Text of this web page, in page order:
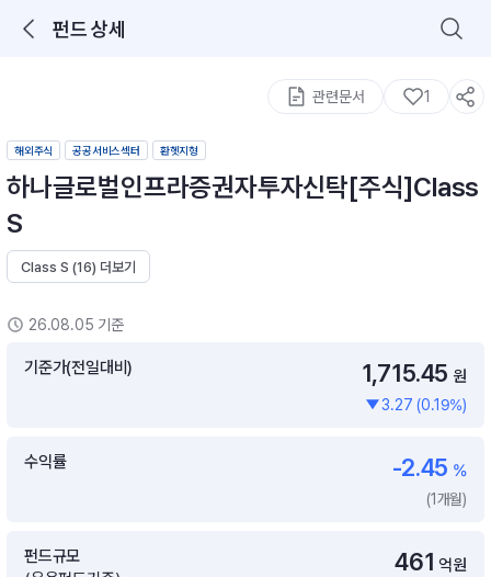
펀드 상세
구성종목 검색
관련문서 1
해외주식 공공서비스섹터 환헷지형
하나글로벌인프라증권자투자신탁[주식]Class
S
Class S (16) 더보기
26.08.05 기준
기준가(전일대비) 1,715.45 원
3.27 (0.19%)
수익률 -2.45 %
(1개월)
펀드규모
461 억원
추천 메뉴
ETF 랭킹
월배당 · 모으기 · 포트래빗 관리
월배당 포트
포트래빗 관리
미국 ETF 검색
ETF트렌드 ETF 랭킹 · ETF 찾기 · 종목찾기